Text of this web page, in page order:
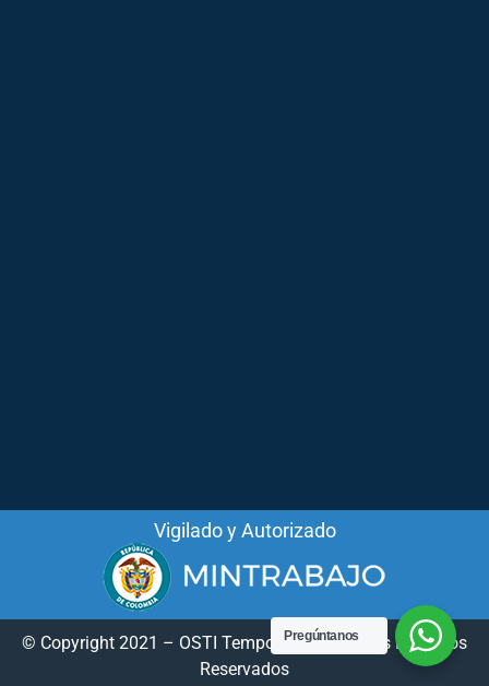
Vigilado y Autorizado
© Copyright 2021 – OSTI Temporal – Todos los Derechos
Reservados
Pregúntanos